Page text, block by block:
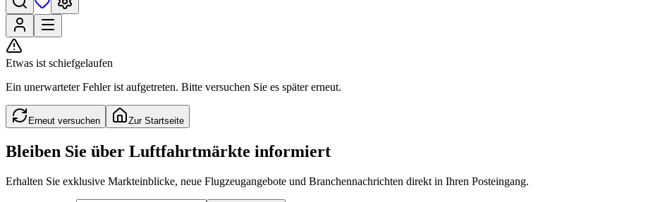
Etwas ist schiefgelaufen
Ein unerwarteter Fehler ist aufgetreten. Bitte versuchen Sie es später erneut.
Erneut versuchen Zur Startseite
Bleiben Sie über Luftfahrtmärkte informiert
Erhalten Sie exklusive Markteinblicke, neue Flugzeugangebote und Branchennachrichten direkt in Ihren Posteingang.